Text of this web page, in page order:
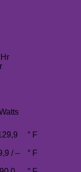
° F
/ – ° F